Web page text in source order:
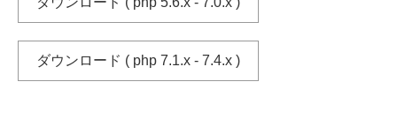
ダウンロード ( php 7.1.x - 7.4.x )